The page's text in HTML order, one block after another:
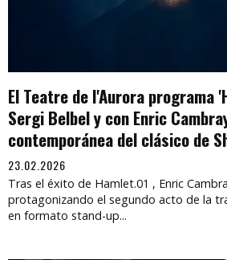
El Teatre de l'Aurora programa
Sergi Belbel y con Enric
contemporánea del clásico de
23.02.2026
Tras el éxito de Hamlet.01 , Enric
protagonizando el segundo acto de la
en formato stand-up...